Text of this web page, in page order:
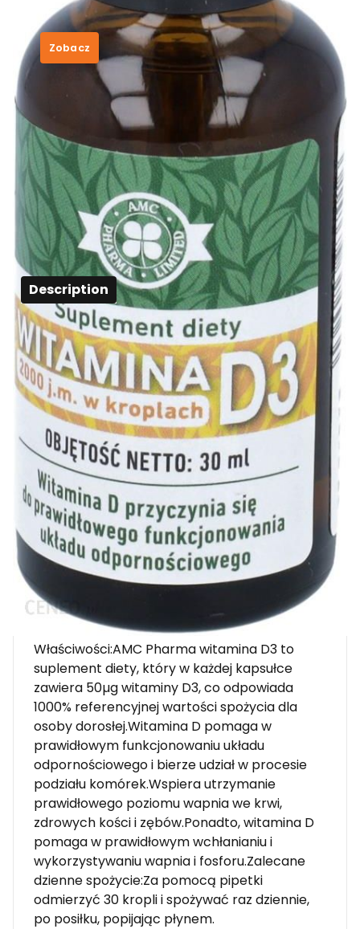
12,01zł
Zobacz
3685247c269b
Amc Pharma
Tags:
napój kawowy
pepco butelki na
nalewki,regenerum odzywka do paznokci
witamina d3 d vitum
Description
Description
Suplement diety AMC Pharma zawiera
witaminę D3, która wspiera wchłanianie
wapnia i fosforu, a także wspiera kości i zęby.
Składniki:Olej MCT, olej z kokosa, witamina D3
(cholykalcyferol), przeciwutleniacz – alfa-
tokoferol.
30 kropli zawiera 50ug witaminy D3 (1000%*).
* RWS – Referencyjna Wartość Spożycia.
Masa netto:30ml
Właściwości:AMC Pharma witamina D3 to
suplement diety, który w każdej kapsułce
zawiera 50µg witaminy D3, co odpowiada
1000% referencyjnej wartości spożycia dla
osoby dorosłej.Witamina D pomaga w
prawidłowym funkcjonowaniu układu
odpornościowego i bierze udział w procesie
podziału komórek.Wspiera utrzymanie
prawidłowego poziomu wapnia we krwi,
zdrowych kości i zębów.Ponadto, witamina D
pomaga w prawidłowym wchłanianiu i
wykorzystywaniu wapnia i fosforu.Zalecane
dzienne spożycie:Za pomocą pipetki
odmierzyć 30 kropli i spożywać raz dziennie,
po posiłku, popijając płynem.